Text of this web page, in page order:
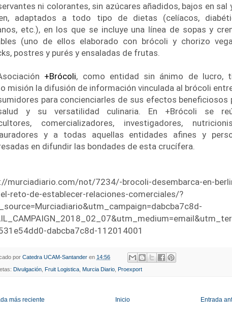
ni colorantes, sin azúcares añadidos, bajos en sal
adaptados a todo tipo de dietas (celíacos,
etc.), en los que se incluye una línea de sopas y
(uno de ellos elaborado con brócoli y chorizo
postres y purés y ensaladas de frutas.
+Brócoli, como entidad sin ánimo de lucro,
misión la difusión de información vinculada al brócoli
para concienciarles de sus efectos beneficiosos
y su versatilidad culinaria. En +Brócoli se
comercializadores, investigadores,
y a todas aquellas entidades afines y
en difundir las bondades de esta crucífera.
murciadiario.com/not/7234/-brocoli-desembarca-en-
reto-de-establecer-relaciones-comerciales/?
dabcba7c8d-112014001
por Catedra UCAM-Santander en 14:56
Divulgación Fruit Logistica Murcia Diario Proexport
más reciente Entrada
Inicio